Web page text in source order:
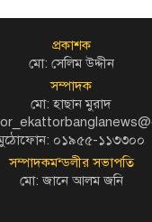
প্রকাশক
মো: সেলিম উদ্দীন
সম্পাদক
মো: হাছান মুরাদ
০১৯৫৫-১১৩৩০০
সম্পাদকমন্ডলীর সভাপতি
মো: জানে আলম জনি